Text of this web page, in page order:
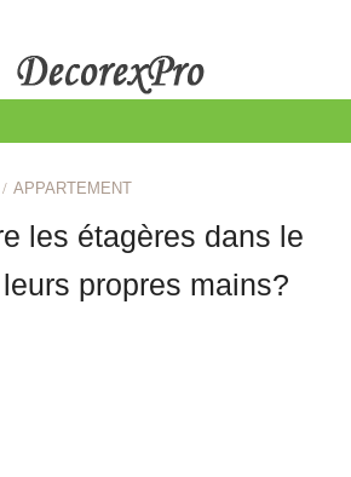
APPARTEMENT
les étagères dans le
propres mains?